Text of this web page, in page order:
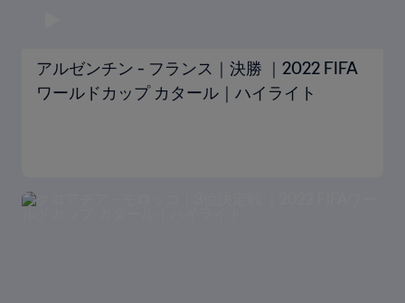
アルゼンチン - フランス｜決勝 ｜2022 FIFA
ワールドカップ カタール｜ハイライト